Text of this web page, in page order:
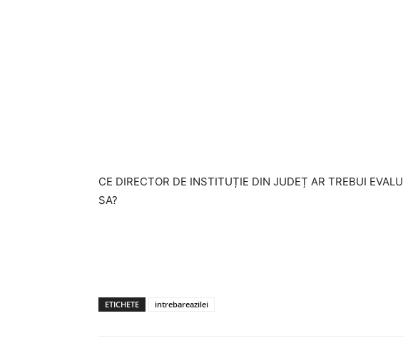
CE DIRECTOR DE INSTITUȚIE DIN JUDEȚ AR TREBUI
SA?
ETICHETE intrebareazilei